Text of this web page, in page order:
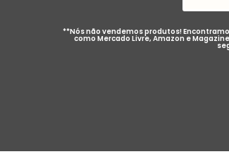
**Nós não vendemos produtos!
como Mercado Livre, Amazon e